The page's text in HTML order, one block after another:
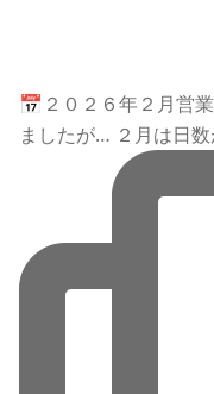
📅２０２６年２月営
ましたが… ２月は日